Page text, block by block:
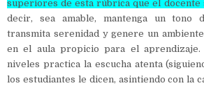
superiores de esta rúbrica que el docente
decir, sea amable, mantenga un tono
transmita serenidad y genere un
en el aula propicio para el aprendizaje.
niveles practica la escucha atenta
los estudiantes le dicen, asintiendo con la